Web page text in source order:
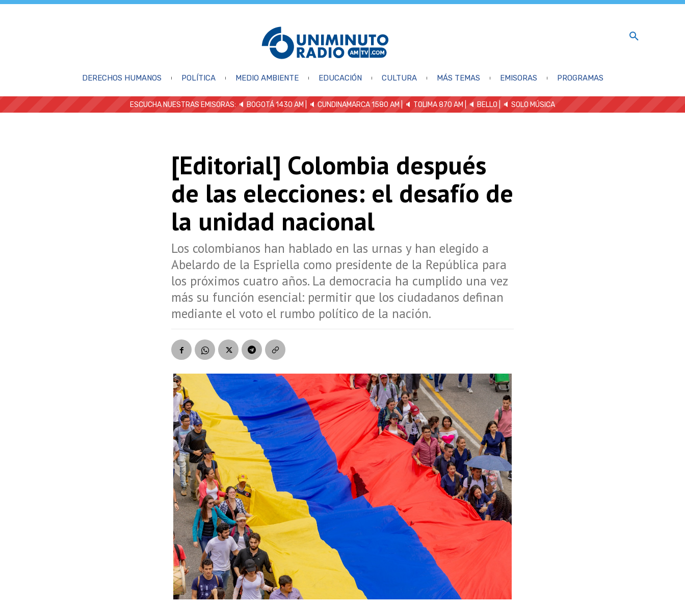
DERECHOS HUMANOS POLÍTICA MEDIO AMBIENTE EDUCACIÓN CULTURA MÁS TEMAS EMISORAS PROGRAMAS
ESCUCHA NUESTRAS EMISORAS: 🔈 BOGOTÁ 1430 AM | 🔈 CUNDINAMARCA 1580 AM | 🔈 TOLIMA 870 AM | 🔈 BELLO 🔈 SOLO MÚSICA
[Editorial] Colombia después
de las elecciones: el desafío de
la unidad nacional
Los colombianos han hablado en las urnas y han elegido a
Abelardo de la Espriella como presidente de la República para
los próximos cuatro años. La democracia ha cumplido una vez
más su función esencial: permitir que los ciudadanos definan
mediante el voto el rumbo político de la nación.